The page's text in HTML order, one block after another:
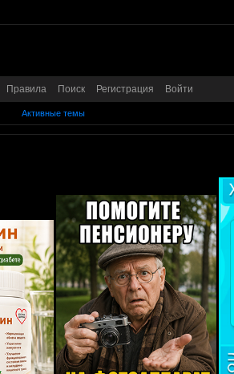
Правила Поиск Регистрация Войти
Активные темы